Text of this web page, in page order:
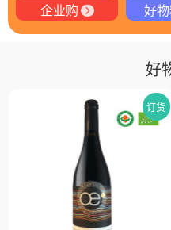
企业购 好
好
订货